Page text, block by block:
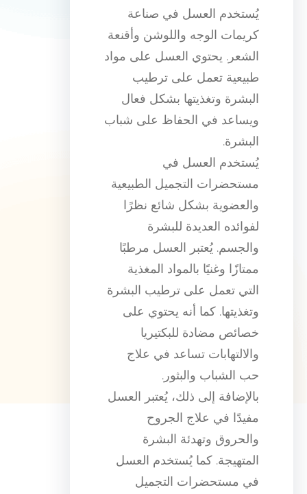
يُستخدم العسل في صناعة
كريمات الوجه واللوشن وأقنعة
الشعر. يحتوي العسل على مواد
طبيعية تعمل على ترطيب
البشرة وتغذيتها بشكل فعال
ويساعد في الحفاظ على شباب
البشرة.
يُستخدم العسل في
مستحضرات التجميل الطبيعية
والعضوية بشكل شائع نظرًا
لفوائده العديدة للبشرة
والجسم. يُعتبر العسل مرطبًا
ممتازًا وغنيًا بالمواد المغذية
التي تعمل على ترطيب البشرة
وتغذيتها. كما أنه يحتوي على
خصائص مضادة للبكتيريا
والالتهابات تساعد في علاج
حب الشباب والبثور.
بالإضافة إلى ذلك، يُعتبر العسل
مفيدًا في علاج الجروح
والحروق وتهدئة البشرة
المتهيجة. كما يُستخدم العسل
في مستحضرات التجميل